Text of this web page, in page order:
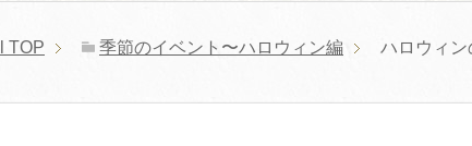
TOP 季節のイベント〜ハロウィン編 ハロウィン